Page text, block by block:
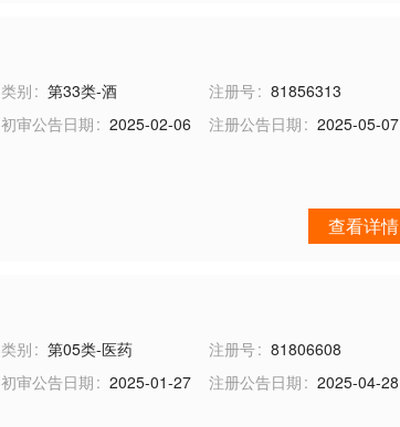
类别 第33类-酒 注册号
81856313
初审公告日期 2025-02-06 注册公告日期
2025-05-07
查看详情
类别 第05类-医药 注册号
81806608
初审公告日期 2025-01-27 注册公告日期
2025-04-28